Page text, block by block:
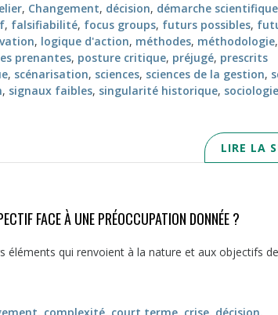
, Changement, décision, démarche scientifique
, falsifiabilité, focus groups, futurs possibles,
, logique d'action, méthodes, méthodologie,
prenantes, posture critique, préjugé, prescrits
, scénarisation, sciences, sciences de la gestion,
, signaux faibles, singularité historique, sociologie
LIRE LA
FACE À UNE PRÉOCCUPATION DONNÉE ?
qui renvoient à la nature et aux objectifs